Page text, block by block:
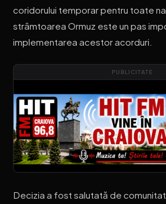
coridorului temporar pentru toate
strâmtoarea Ormuz este un pas
implementarea acestor acorduri.
PUBLICITATE
Decizia a fost salutată de